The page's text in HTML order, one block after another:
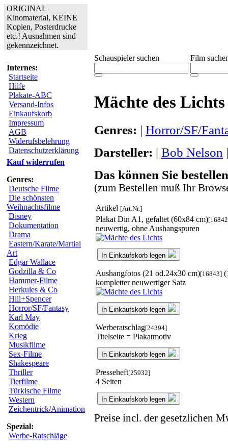
ORIGINAL
Kinomaterial, KEINE
Kopien, Posterdrucke
etc.! Ausnahmen sind
gekennzeichnet.
Internes:
Startseite
Hilfe
Plakate-ABC
Versand-Infos
Einkaufskorb
Impressum
AGB
Widerufsbelehrung
Datenschutzerklärung
Kauf widerrufen
Genres:
Deutsche Filme
Die schönsten
Weihnachtsfilme
Disney
Dokumentation
Drama
Eastern/Karate/Martial
Art
Edgar Wallace
Godzilla & Co
Hammer-Filme
Herkules & Co
Hill+Spencer
Horror/SF/Fantasy
Karl May
Komödie
Krieg
Musikfilme
Sex-Filme
Shakespeare
Thriller
Tierfilme
Türkische Filme
Western
Zeichentrick/Animation
Spezial:
Werbe-Ratschläge
Schauspieler suchen Film
Mächte des Lichts
Genres: | Horror/SF/
Darsteller: | Bob Nelson
Das können Sie
(zum Bestellen muß Ihr
Artikel [Art.Nr.]
Plakat Din A1, gefaltet (60x84 cm)
neuwertig, ohne Aushangspuren
In Einkaufskorb legen
Aushangfotos (21 od.24x30 cm)[16843]
kompletter neuwertiger Satz
In Einkaufskorb legen
Werberatschlag[24394]
Titelseite = Plakatmotiv
In Einkaufskorb legen
Presseheft[25932]
4 Seiten
In Einkaufskorb legen
Preise incl. der gesetzlichen